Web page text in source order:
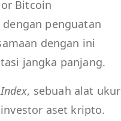
Bitcoin
penguatan
dengan ini
jangka panjang.
, sebuah alat ukur
aset kripto.